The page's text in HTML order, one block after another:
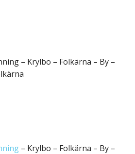
– Krylbo – Folkärna – By –
– Krylbo – Folkärna – By –